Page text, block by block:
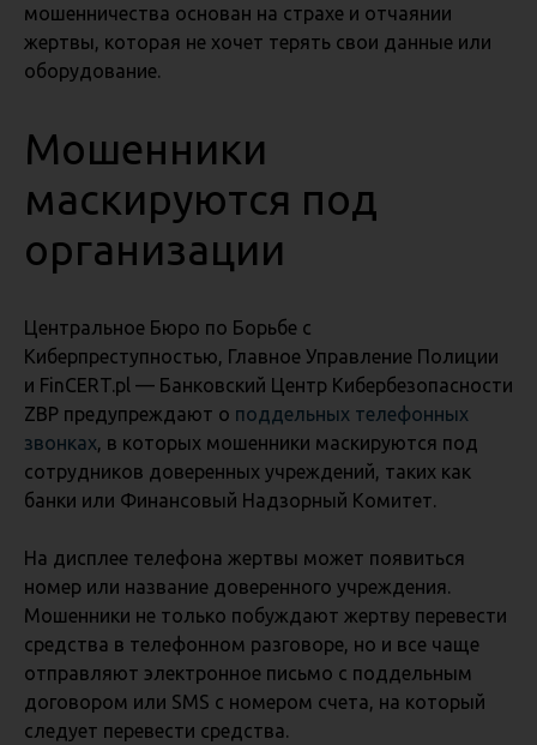
мошенничества основан на страхе и отчаянии
жертвы, которая не хочет терять свои данные или
оборудование.
Мошенники
маскируются под
организации
Центральное Бюро по Борьбе с
Киберпреступностью, Главное Управление Полиции
и FinCERT.pl — Банковский Центр Кибербезопасности
ZBP предупреждают о поддельных телефонных
звонках, в которых мошенники маскируются под
сотрудников доверенных учреждений, таких как
банки или Финансовый Надзорный Комитет.
На дисплее телефона жертвы может появиться
номер или название доверенного учреждения.
Мошенники не только побуждают жертву перевести
средства в телефонном разговоре, но и все чаще
отправляют электронное письмо с поддельным
договором или SMS с номером счета, на который
следует перевести средства.